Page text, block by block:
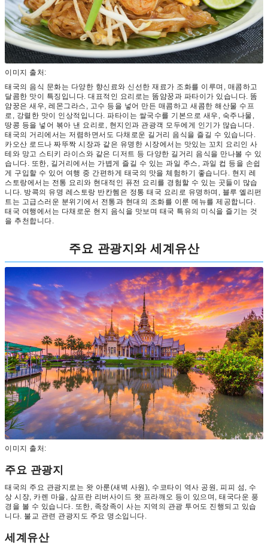
이미지 출처:
태국의 음식 문화는 다양한 향신료와 신선한 재료가 조화를 이루며, 매콤하고
달콤한 맛이 특징입니다. 대표적인 요리로는 똠얌꿍과 파타이가 있습니다. 똠
얌꿍은 새우, 레몬그라스, 고수 등을 넣어 만든 매콤하고 새콤한 해산물 수프
로, 강렬한 맛이 인상적입니다. 파타이는 쌀국수를 기본으로 새우, 숙주나물,
땅콩 등을 넣어 볶아 낸 요리로, 현지인과 관광객 모두에게 인기가 많습니다.
태국의 거리에서는 저렴하면서도 다채로운 길거리 음식을 즐길 수 있습니다.
카오산 로드나 짜뚜짝 시장과 같은 유명한 시장에서는 맛있는 꼬치 요리인 사
테와 망고 스티키 라이스와 같은 디저트 등 다양한 길거리 음식을 만나볼 수 있
습니다. 또한, 길거리에서는 가볍게 즐길 수 있는 과일 주스, 과일 컵 등을 손쉽
게 구입할 수 있어 여행 중 간편하게 태국의 맛을 체험하기 좋습니다. 현지 레
스토랑에서는 전통 요리와 현대적인 퓨전 요리를 경험할 수 있는 곳들이 많습
니다. 방콕의 유명 레스토랑 반칸헴은 정통 태국 요리로 유명하며, 블루 엘리펀
트는 고급스러운 분위기에서 전통과 현대의 조화를 이룬 메뉴를 제공합니다.
태국 여행에서는 다채로운 현지 음식을 맛보며 태국 특유의 미식을 즐기는 것
을 추천합니다.
주요 관광지와 세계유산
이미지 출처:
주요 관광지
태국의 주요 관광지로는 왓 아룬(새벽 사원), 수코타이 역사 공원, 피피 섬, 수
상 시장, 카렌 마을, 삼프란 리버사이드 왓 프라깨오 등이 있으며, 태국다운 풍
경을 볼 수 있습니다. 또한, 족장족이 사는 지역의 관광 투어도 진행되고 있습
니다. 불교 관련 관광지도 주요 명소입니다.
세계유산